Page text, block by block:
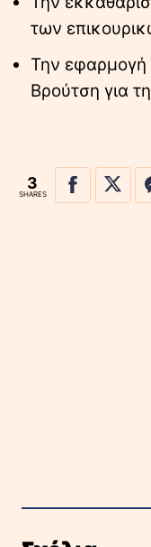
των
Την εφαρμογή
Βρούτση για
3
SHARES